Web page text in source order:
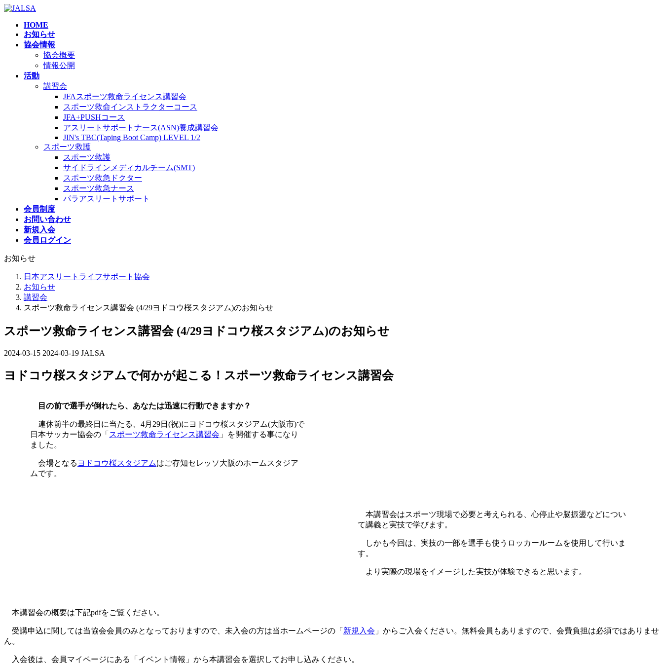
コ
ナ
HOME
お知らせ
協会情報
協会概要
情報公開
活動
講習会
JFAスポーツ救命ライセンス講習会
スポーツ救命インストラクターコース
JFA+PUSHコース
アスリートサポートナース(ASN)養成講習会
JIN's TBC(Taping Boot Camp) LEVEL 1/2
スポーツ救護
スポーツ救護
サイドラインメディカルチーム(SMT)
スポーツ救急ドクター
スポーツ救急ナース
パラアスリートサポート
会員制度
お問い合わせ
新規入会
会員ログイン
お知らせ
日本アスリートライフサポート協会
お知らせ
講習会
スポーツ救命ライセンス講習会 (4/29ヨドコウ桜スタジアム)のお知らせ
スポーツ救命ライセンス講習会 (4/29ヨドコウ桜スタジアム)のお知らせ
2024-03-15 最
更
時
2024-03-19 JALSA
ヨドコウ桜スタジアムで何かが起こる！スポーツ救命ライセンス講習会
目の前で選手が倒れたら、あなたは迅速に行動できますか？
連休前半の最終日に当たる、4月29日(祝)にヨドコウ桜スタジアム(大阪市)で
日本サッカー協会の「 スポーツ救命ライセンス講習会 」を開催する事になり
ました。
会場となる ヨドコウ桜スタジアムはご存知セレッソ大阪のホームスタジア
ムです。
本講習会はスポーツ現場で必要と考えられる、心停止や脳振盪などについ
て講義と実技で学びます。
しかも今回は、実技の一部を選手も使うロッカールームを使用して行いま
す。
より実際の現場をイメージした実技が体験できると思います。
本講習会の概要は下記pdfをご覧ください。
受講申込に関しては当協会会員のみとなっておりますので、未入会の方は当ホームページの「 新規入会 」からご入会ください。無料会員もありますので、会費負担は必須ではありませ
ん。
入会後は、会員マイページにある「イベント情報」から本講習会を選択してお申し込みください。